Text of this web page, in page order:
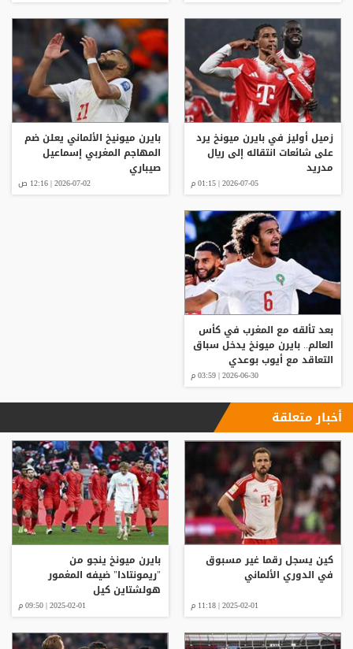
زميل أوليز في بايرن ميونخ يرد
على شائعات انتقاله إلى ريال
مدريد
2026-07-05 | 01:15 م
بايرن ميونيخ الألماني يعلن ضم
المهاجم المغربي إسماعيل
صيباري
2026-07-02 | 12:16 ص
بعد تألقه مع المغرب في كأس
العالم.. بايرن ميونخ يدخل سباق
التعاقد مع أيوب بوعدي
2026-06-30 | 03:59 م
أخبار متعلقة
كين يسجل رقما غير مسبوق
في الدوري الألماني
2025-02-01 | 11:18 م
بايرن ميونخ ينجو من
"ريمونتادا" ضيفه المغمور
هولشتاين كيل
2025-02-01 | 09:50 م